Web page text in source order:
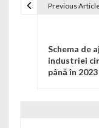
Previous
Schema de
industriei
până în 2023